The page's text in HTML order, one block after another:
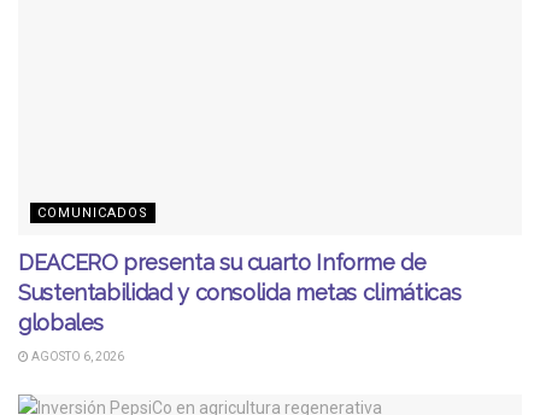
COMUNICADOS
DEACERO presenta su cuarto Informe de
Sustentabilidad y consolida metas climáticas
globales
AGOSTO 6, 2026